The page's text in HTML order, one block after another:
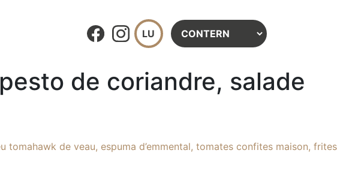
de coriandre, salade
tomahawk de veau, espuma d’emmental, tomates confites maison, frites